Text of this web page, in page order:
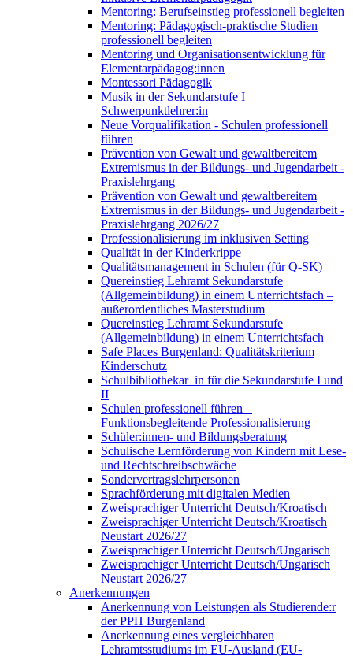
Mentoring: Berufseinstieg professionell begleiten
Mentoring: Pädagogisch-praktische Studien
professionell begleiten
Mentoring und Organisationsentwicklung für
Elementarpädagog:innen
Montessori Pädagogik
Musik in der Sekundarstufe I –
Schwerpunktlehrer:in
Neue Vorqualifikation - Schulen professionell
führen
Prävention von Gewalt und gewaltbereitem
Extremismus in der Bildungs- und Jugendarbeit -
Praxislehrgang
Prävention von Gewalt und gewaltbereitem
Extremismus in der Bildungs- und Jugendarbeit -
Praxislehrgang 2026/27
Professionalisierung im inklusiven Setting
Qualität in der Kinderkrippe
Qualitätsmanagement in Schulen (für Q-SK)
Quereinstieg Lehramt Sekundarstufe
(Allgemeinbildung) in einem Unterrichtsfach –
außerordentliches Masterstudium
Quereinstieg Lehramt Sekundarstufe
(Allgemeinbildung) in einem Unterrichtsfach
Safe Places Burgenland: Qualitätskriterium
Kinderschutz
Schulbibliothekar_in für die Sekundarstufe I und
II
Schulen professionell führen –
Funktionsbegleitende Professionalisierung
Schüler:innen- und Bildungsberatung
Schulische Lernförderung von Kindern mit Lese-
und Rechtschreibschwäche
Sondervertragslehrpersonen
Sprachförderung mit digitalen Medien
Zweisprachiger Unterricht Deutsch/Kroatisch
Zweisprachiger Unterricht Deutsch/Kroatisch
Neustart 2026/27
Zweisprachiger Unterricht Deutsch/Ungarisch
Zweisprachiger Unterricht Deutsch/Ungarisch
Neustart 2026/27
Anerkennungen
Anerkennung von Leistungen als Studierende:r
der PPH Burgenland
Anerkennung eines vergleichbaren
Lehramtsstudiums im EU-Ausland (EU-